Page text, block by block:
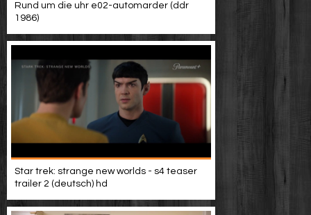
Rund um die uhr e02-automarder (ddr
1986)
Star trek: strange new worlds - s4 teaser
trailer 2 (deutsch) hd